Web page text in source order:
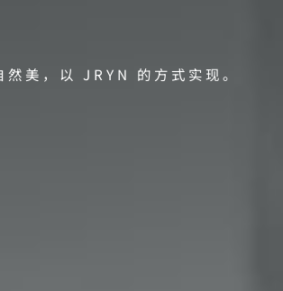
然美，以 JRYN 的方式实现。